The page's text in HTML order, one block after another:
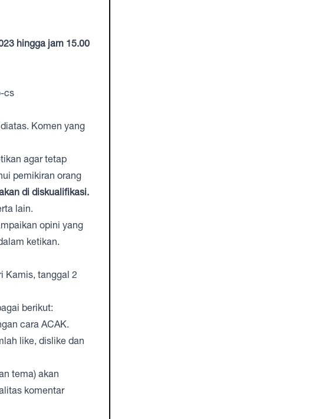
hingga jam 15.00
cs
Komen yang
agar tetap
pemikiran orang
di diskualifikasi.
lain.
opini yang
ketikan.
Kamis, tanggal 2
berikut:
cara ACAK.
like, dislike dan
tema) akan
komentar